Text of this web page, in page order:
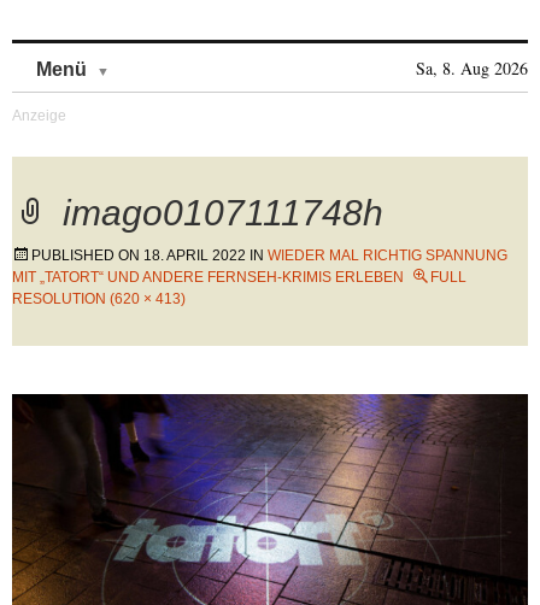
Menü Sa, 8. Aug 2026
imago0107111748h
PUBLISHED ON 18. APRIL 2022 IN WIEDER MAL RICHTIG SPANNUNG
MIT „TATORT“ UND ANDERE FERNSEH-KRIMIS ERLEBEN
FULL
RESOLUTION (620 × 413)